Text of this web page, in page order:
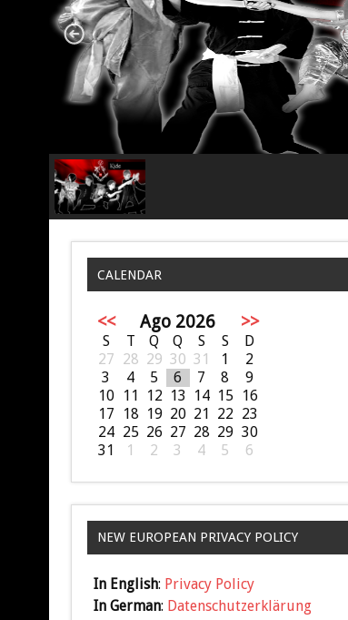
CALENDAR
<< Ago 2026 >>
S T Q Q S S
D
27 28 29 30 31 1
2
3
4 5 6 7 8
9
10 11 12 13 14 15 16
17
18 19 20 21 22 23
24 25 26 27 28 29 30
31
1 2 3 4 5 6
NEW EUROPEAN PRIVACY POLICY
In English: Privacy Policy
In German: Datenschutzerklärung